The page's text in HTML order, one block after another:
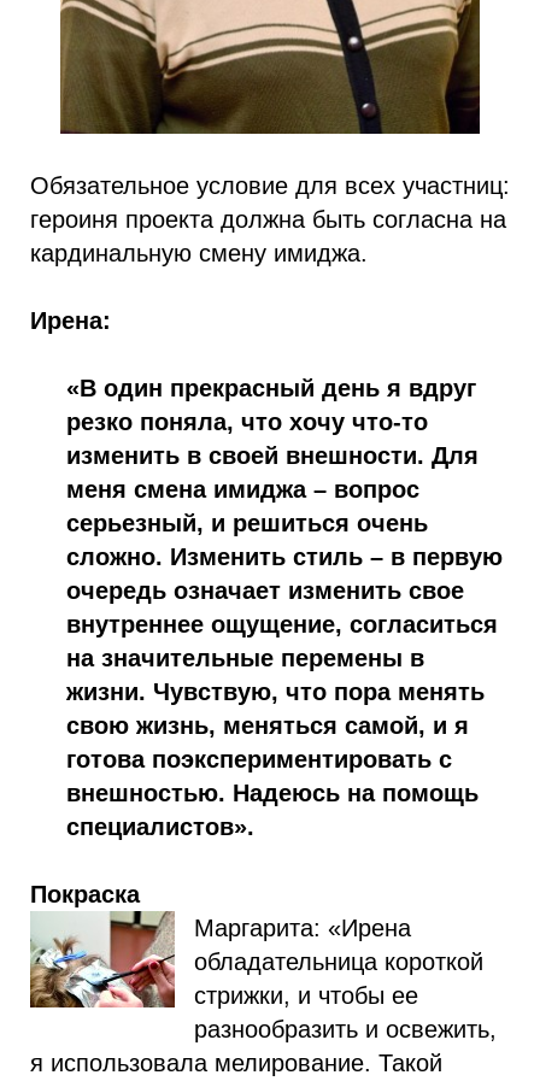
Обязательное условие для всех участниц:
героиня проекта должна быть согласна на
кардинальную смену имиджа.
Ирена:
«В один прекрасный день я вдруг
резко поняла, что хочу что-то
изменить в своей внешности. Для
меня смена имиджа – вопрос
серьезный, и решиться очень
сложно. Изменить стиль – в первую
очередь означает изменить свое
внутреннее ощущение, согласиться
на значительные перемены в
жизни. Чувствую, что пора менять
свою жизнь, меняться самой, и я
готова поэкспериментировать с
внешностью. Надеюсь на помощь
специалистов».
Покраска
Маргарита: «Ирена
обладательница короткой
стрижки, и чтобы ее
разнообразить и освежить,
я использовала мелирование. Такой